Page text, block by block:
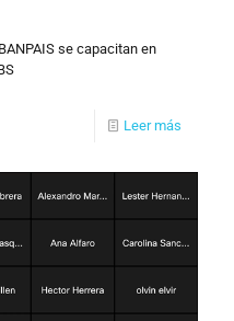
se capacitan en
Leer más